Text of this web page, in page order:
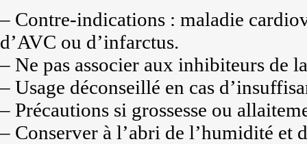
– Contre-indications : maladie
d’AVC ou d’infarctus.
– Ne pas associer aux inhibiteurs de
– Usage déconseillé en cas
– Précautions si grossesse ou
– Conserver à l’abri de l’humidité et